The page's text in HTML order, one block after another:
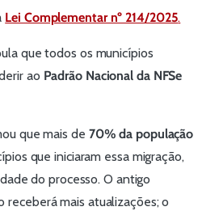
Lei Complementar nº 214/2025.
que todos os municípios
ao Padrão Nacional da NFSe
que mais de 70% da população
que iniciaram essa migração,
do processo. O antigo
mais atualizações; o